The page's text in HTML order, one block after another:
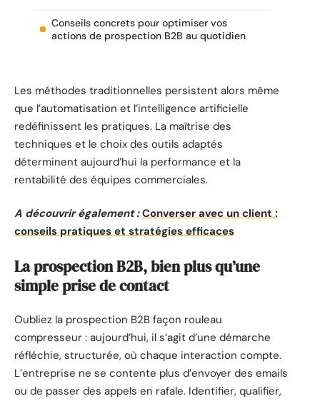
Conseils concrets pour optimiser vos
actions de prospection B2B au quotidien
Les méthodes traditionnelles persistent alors même
que l’automatisation et l’intelligence artificielle
redéfinissent les pratiques. La maîtrise des
techniques et le choix des outils adaptés
déterminent aujourd’hui la performance et la
rentabilité des équipes commerciales.
A découvrir également : Converser avec un client :
conseils pratiques et stratégies efficaces
La prospection B2B, bien plus qu’une
simple prise de contact
Oubliez la prospection B2B façon rouleau
compresseur : aujourd’hui, il s’agit d’une démarche
réfléchie, structurée, où chaque interaction compte.
L’entreprise ne se contente plus d’envoyer des emails
ou de passer des appels en rafale. Identifier, qualifier,